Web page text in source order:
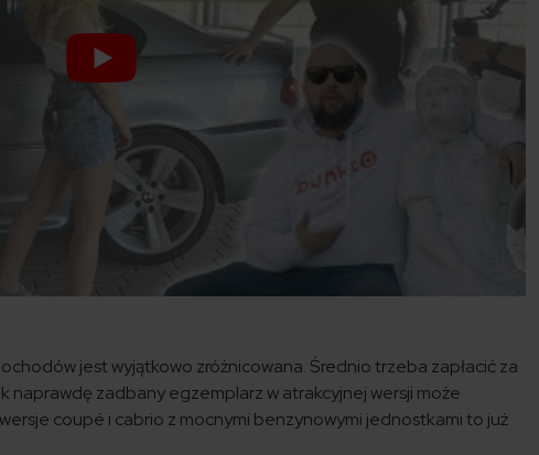
jest wyjątkowo zróżnicowana. Średnio trzeba zapłacić za
naprawdę zadbany egzemplarz w atrakcyjnej wersji może
coupé i cabrio z mocnymi benzynowymi jednostkami to już